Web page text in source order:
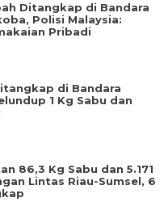
Ditangkap di Bandara
Polisi Malaysia:
Pribadi
di Bandara
1 Kg Sabu dan
86,3 Kg Sabu dan 5.171
Lintas Riau-Sumsel, 6